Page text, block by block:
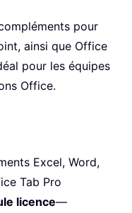
pour
ainsi que Office
pour les équipes
Office.
Excel, Word,
Tab Pro
licence—